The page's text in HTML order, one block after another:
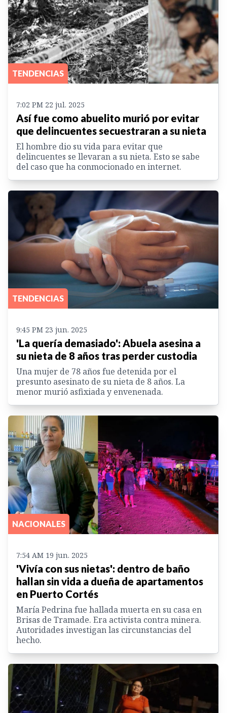
TENDENCIAS
7:02 PM 22 jul. 2025
Así fue como abuelito murió por evitar
que delincuentes secuestraran a su nieta
El hombre dio su vida para evitar que
delincuentes se llevaran a su nieta. Esto se sabe
del caso que ha conmocionado en internet.
TENDENCIAS
9:45 PM 23 jun. 2025
'La quería demasiado': Abuela asesina a
su nieta de 8 años tras perder custodia
Una mujer de 78 años fue detenida por el
presunto asesinato de su nieta de 8 años. La
menor murió asfixiada y envenenada.
NACIONALES
7:54 AM 19 jun. 2025
'Vivía con sus nietas': dentro de baño
hallan sin vida a dueña de apartamentos
en Puerto Cortés
María Pedrina fue hallada muerta en su casa en
Brisas de Tramade. Era activista contra minera.
Autoridades investigan las circunstancias del
hecho.